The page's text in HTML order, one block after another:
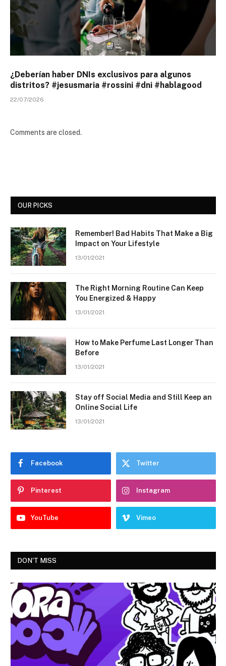
¿Deberían haber DNIs exclusivos para algunos
distritos? #jesusmaria #rossini #dni #hablagood
22/07/2026
Comments are closed.
OUR PICKS
Remember! Bad Habits That Make a Big
Impact on Your Lifestyle
13/01/2021
The Right Morning Routine Can Keep
You Energized & Happy
13/01/2021
How to Make Perfume Last Longer Than
Before
13/01/2021
Stay off Social Media and Still Keep an
Online Social Life
13/01/2021
Facebook Twitter
Pinterest Instagram
YouTube Vimeo
DON'T MISS